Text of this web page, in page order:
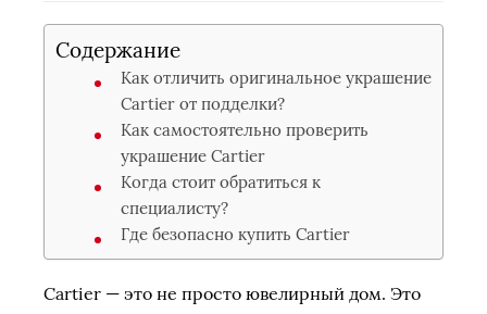
Содержание
Как отличить оригинальное украшение
Cartier от подделки?
Как самостоятельно проверить
украшение Cartier
Когда стоит обратиться к
специалисту?
Где безопасно купить Cartier
Cartier — это не просто ювелирный дом. Это